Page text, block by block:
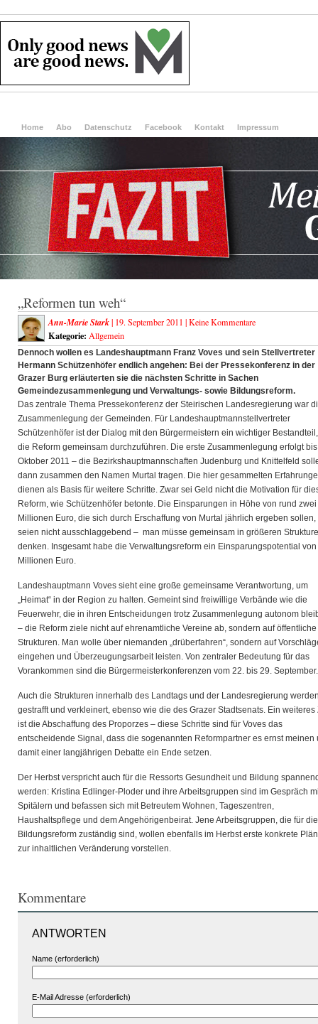
Home Abo Datenschutz Facebook Kontakt Impressum
„Reformen tun weh“
Ann-Marie Stark| 19. September 2011 |Keine Kommentare
Kategorie: Allgemein
Dennoch wollen es Landeshauptmann Franz Voves und sein Stellvertreter
Hermann Schützenhöfer endlich angehen: Bei der Pressekonferenz in der
Grazer Burg erläuterten sie die nächsten Schritte in Sachen
Gemeindezusammenlegung und Verwaltungs- sowie Bildungsreform.
Das zentrale Thema Pressekonferenz der Steirischen Landesregierung war
Zusammenlegung der Gemeinden. Für Landeshauptmannstellvertreter
Schützenhöfer ist der Dialog mit den Bürgermeistern ein wichtiger
die Reform gemeinsam durchzuführen. Die erste Zusammenlegung erfolgt
Oktober 2011 – die Bezirkshauptmannschaften Judenburg und Knittelfeld
dann zusammen den Namen Murtal tragen. Die hier gesammelten
dienen als Basis für weitere Schritte. Zwar sei Geld nicht die Motivation für
Reform, wie Schützenhöfer betonte. Die Einsparungen in Höhe von rund zwei
Millionen Euro, die sich durch Erschaffung von Murtal jährlich ergeben sollen,
seien nicht ausschlaggebend – man müsse gemeinsam in größeren
denken. Insgesamt habe die Verwaltungsreform ein Einsparungspotential
Millionen Euro.
Landeshauptmann Voves sieht eine große gemeinsame Verantwortung, um
„Heimat“ in der Region zu halten. Gemeint sind freiwillige Verbände wie die
Feuerwehr, die in ihren Entscheidungen trotz Zusammenlegung autonom
– die Reform ziele nicht auf ehrenamtliche Vereine ab, sondern auf öffentliche
Strukturen. Man wolle über niemanden „drüberfahren“, sondern auf
eingehen und Überzeugungsarbeit leisten. Von zentraler Bedeutung für das
Vorankommen sind die Bürgermeisterkonferenzen vom 22. bis 29. September.
Auch die Strukturen innerhalb des Landtags und der Landesregierung
gestrafft und verkleinert, ebenso wie die des Grazer Stadtsenats. Ein weiteres
ist die Abschaffung des Proporzes – diese Schritte sind für Voves das
entscheidende Signal, dass die sogenannten Reformpartner es ernst meinen
damit einer langjährigen Debatte ein Ende setzen.
Der Herbst verspricht auch für die Ressorts Gesundheit und Bildung
werden: Kristina Edlinger-Ploder und ihre Arbeitsgruppen sind im Gespräch
Spitälern und befassen sich mit Betreutem Wohnen, Tageszentren,
Haushaltspflege und dem Angehörigenbeirat. Jene Arbeitsgruppen, die für die
Bildungsreform zuständig sind, wollen ebenfalls im Herbst erste konkrete
zur inhaltlichen Veränderung vorstellen.
Kommentare
ANTWORTEN
Name (erforderlich)
E-Mail Adresse (erforderlich)